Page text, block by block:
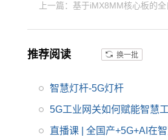
理加速和高速外设相集
大的网络处理能力和丰
业路由、边缘计算网
及边缘计算、 能源物联
网、智慧城市、工业自
上一篇：基于iMX8MM核心板的
推荐阅读 换一批
智慧灯杆-5G灯杆
5G工业网关如何赋能智慧工
直播课 | 全国产+5G+AI在